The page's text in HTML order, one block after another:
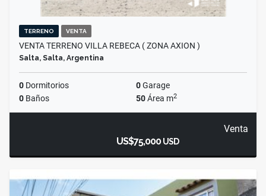
TERRENO VENTA
VENTA TERRENO VILLA REBECA ( ZONA AXION )
Salta, Salta, Argentina
0 Dormitorios 0Garage
0 Baños 50Área m2
Venta
US$75,000USD